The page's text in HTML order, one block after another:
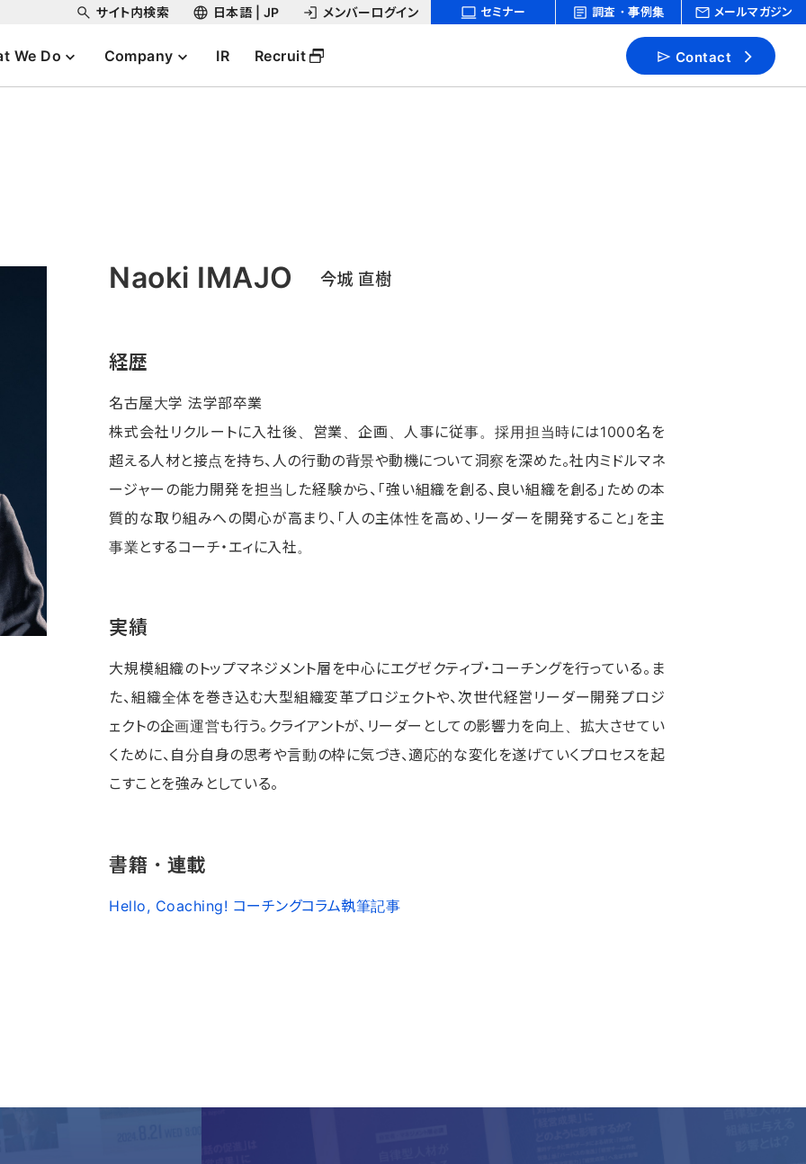
サイト内検索 日本語 | JP メンバーログイン セミナー 調査・事例集 メールマガジン
We Do Company IR Recruit Contact
Naoki IMAJO 今城 直樹
経歴
名古屋大学 法学部卒業
株式会社リクルートに入社後、営業、企画、人事に従事。採用担当時には1000名を
超える人材と接点を持ち、人の行動の背景や動機について洞察を深めた。社内ミドルマネ
ージャーの能力開発を担当した経験から、「強い組織を創る、良い組織を創る」ための本
質的な取り組みへの関心が高まり、「人の主体性を高め、リーダーを開発すること」を主
事業とするコーチ・エィに入社。
実績
大規模組織のトップマネジメント層を中心にエグゼクティブ・コーチングを行っている。ま
た、組織全体を巻き込む大型組織変革プロジェクトや、次世代経営リーダー開発プロジ
ェクトの企画運営も行う。クライアントが、リーダーとしての影響力を向上、拡大させてい
くために、自分自身の思考や言動の枠に気づき、適応的な変化を遂げていくプロセスを起
こすことを強みとしている。
書籍・連載
Hello, Coaching! コーチングコラム執筆記事